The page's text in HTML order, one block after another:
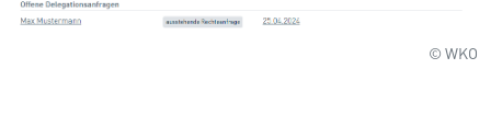
© WKO